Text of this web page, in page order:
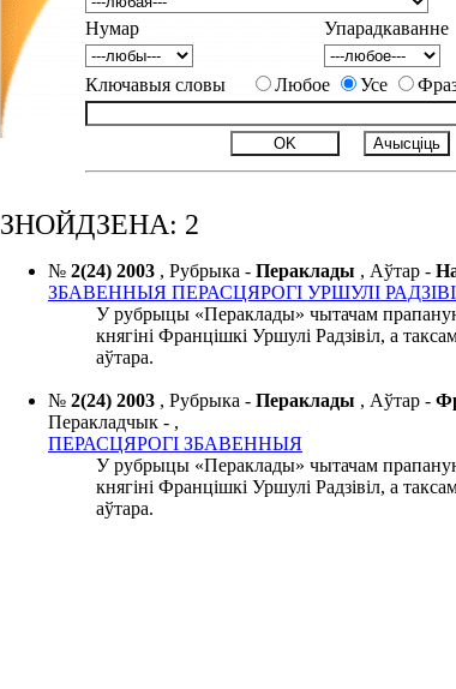
Нумар Упарадкаванне
Ключавыя словы Любое Усе
ЗНОЙДЗЕНА: 2
№ 2(24) 2003 , Рубрыка - Пераклады , Аўтар -
ЗБАВЕННЫЯ ПЕРАСЦЯРОГІ УРШУЛІ
У рубрыцы «Пераклады» чытачам
княгіні Францішкі Уршулі Радзівіл, а
аўтара.
№ 2(24) 2003 , Рубрыка - Пераклады , Аўтар -
Перакладчык - ,
ПЕРАСЦЯРОГІ ЗБАВЕННЫЯ
У рубрыцы «Пераклады» чытачам
княгіні Францішкі Уршулі Радзівіл, а
аўтара.